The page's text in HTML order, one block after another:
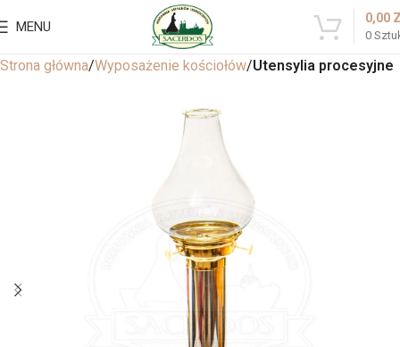
MENU
0
0,00
Strona główna Wyposażenie kościołów Utensylia procesyjne